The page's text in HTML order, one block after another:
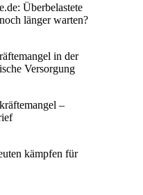
Überbelastete
länger warten?
in der
Versorgung
–
kämpfen für